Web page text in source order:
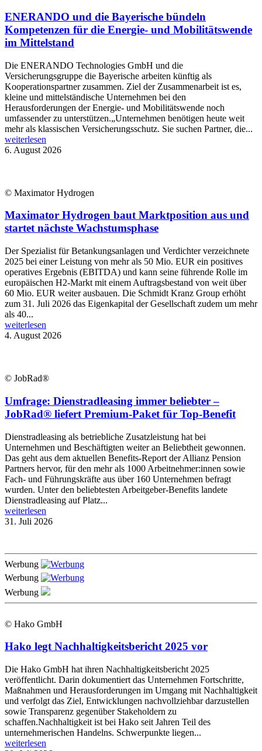
ENERANDO und die Bayerische bündeln
Kompetenzen für die Energie- und Mobilitätswende
im Mittelstand
Die ENERANDO Technologies GmbH und die
Versicherungsgruppe die Bayerische arbeiten künftig als
Kooperationspartner zusammen. Ziel der Zusammenarbeit ist es,
kleine und mittelständische Unternehmen bei den
Herausforderungen der Energie- und Mobilitätswende noch
umfassender zu unterstützen.„Unternehmen benötigen heute weit
mehr als klassischen Versicherungsschutz. Sie suchen Partner, die...
weiterlesen
6. August 2026
© Maximator Hydrogen
Maximator Hydrogen baut Marktposition aus und
startet nächste Wachstumsphase
Der Spezialist für Betankungsanlagen und Verdichter verzeichnete
2025 bei einer Leistung von mehr als 50 Mio. EUR ein positives
operatives Ergebnis (EBITDA) und kann seine führende Rolle im
europäischen H2-Markt mit einem Auftragsbestand von weit über
60 Mio. EUR weiter ausbauen. Die Schmidt Kranz Group erhöht
zum 31. Juli 2026 das Eigenkapital der Gesellschaft zudem um mehr
als 40...
weiterlesen
4. August 2026
© JobRad®
Umfrage: Dienstradleasing immer beliebter –
JobRad® liefert Premium-Paket für Top-Benefit
Dienstradleasing als betriebliche Zusatzleistung hat bei
Unternehmen und Beschäftigten weiter an Beliebtheit gewonnen.
Das geht aus dem aktuellen Benefits-Report der Allianz Pension
Partners hervor, für den mehr als 1000 Arbeitnehmer:innen sowie
Fach- und Führungskräfte aus über 160 Unternehmen befragt
wurden. Unter den beliebtesten Arbeitgeber-Benefits landete
Dienstradleasing auf Platz...
weiterlesen
31. Juli 2026
Werbung
Werbung
Werbung
© Hako GmbH
Hako legt Nachhaltigkeitsbericht 2025 vor
Die Hako GmbH hat ihren Nachhaltigkeitsbericht 2025
veröffentlicht. Darin dokumentiert das Unternehmen Fortschritte,
Maßnahmen und Herausforderungen im Umgang mit Nachhaltigkeit
und verfolgt das Ziel, Entwicklungen nachvollziehbar darzustellen
sowie Transparenz gegenüber Stakeholdern zu
schaffen.Nachhaltigkeit ist bei Hako seit Jahren Teil des
unternehmerischen Handelns. Schwerpunkte liegen...
weiterlesen